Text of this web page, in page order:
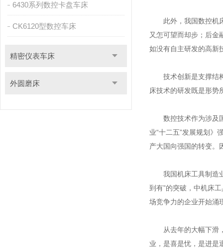
6430系列数控卡盘车床
CK6120型数控车床
精密仪表车床
外圆磨床
此外，我国数控机床
又怎可望而却步；后金
如没有自主研发的高新
技术创新是支撑结构
床技术的研发既是形势
数控技术作为涉及国
业“十二五”发展规划》
产大国向强国的转变。
我国机床工具制造业
到有”的突破，中机床
场竞争力的企业开始涌
从去年的大幅下滑，
业，是喜是忧，是进是